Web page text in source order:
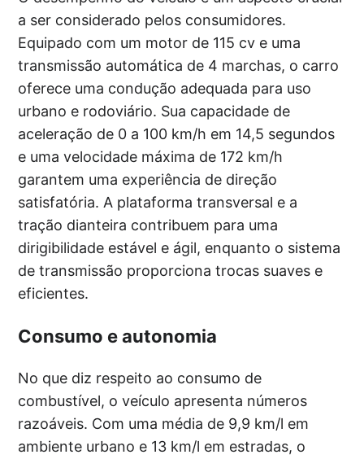
a ser considerado pelos consumidores.
Equipado com um motor de 115 cv e uma
transmissão automática de 4 marchas, o carro
oferece uma condução adequada para uso
urbano e rodoviário. Sua capacidade de
aceleração de 0 a 100 km/h em 14,5 segundos
e uma velocidade máxima de 172 km/h
garantem uma experiência de direção
satisfatória. A plataforma transversal e a
tração dianteira contribuem para uma
dirigibilidade estável e ágil, enquanto o sistema
de transmissão proporciona trocas suaves e
eficientes.
Consumo e autonomia
No que diz respeito ao consumo de
combustível, o veículo apresenta números
razoáveis. Com uma média de 9,9 km/l em
ambiente urbano e 13 km/l em estradas, o